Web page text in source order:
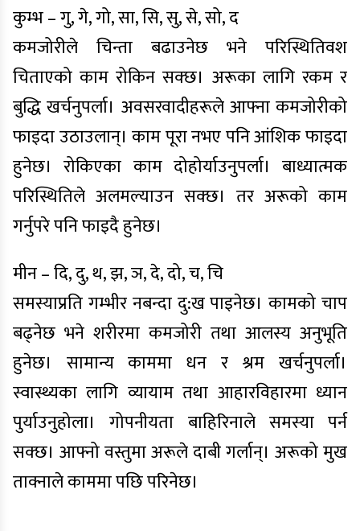
कुम्भ – गु, गे, गो, सा, सि, सु, से, सो, द
कमजोरीले चिन्ता बढाउनेछ भने परिस्थितिवश
चिताएको काम रोकिन सक्छ। अरूका लागि रकम र
बुद्धि खर्चनुपर्ला। अवसरवादीहरूले आफ्ना कमजोरीको
फाइदा उठाउलान्। काम पूरा नभए पनि आंशिक फाइदा
हुनेछ। रोकिएका काम दोहोर्याउनुपर्ला। बाध्यात्मक
परिस्थितिले अलमल्याउन सक्छ। तर अरूको काम
गर्नुपरे पनि फाइदै हुनेछ।
मीन – दि, दु, थ, झ, ञ, दे, दो, च, चि
समस्याप्रति गम्भीर नबन्दा दु:ख पाइनेछ। कामको चाप
बढ्नेछ भने शरीरमा कमजोरी तथा आलस्य अनुभूति
हुनेछ। सामान्य काममा धन र श्रम खर्चनुपर्ला।
स्वास्थ्यका लागि व्यायाम तथा आहारविहारमा ध्यान
पुर्याउनुहोला। गोपनीयता बाहिरिनाले समस्या पर्न
सक्छ। आफ्नो वस्तुमा अरूले दाबी गर्लान्। अरूको मुख
ताक्नाले काममा पछि परिनेछ।